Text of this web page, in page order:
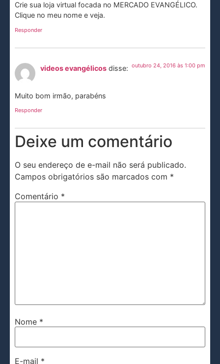
Crie sua loja virtual focada no MERCADO EVANGÉLICO.
Clique no meu nome e veja.
Responder
videos evangélicos disse: outubro 24, 2016 às 1:00 pm
Muito bom irmão, parabéns
Responder
Deixe um comentário
O seu endereço de e-mail não será publicado.
Campos obrigatórios são marcados com *
Comentário *
Nome *
E-mail *